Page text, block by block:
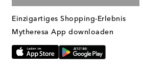
Einzigartiges Shopping-Erlebnis
Mytheresa App downloaden